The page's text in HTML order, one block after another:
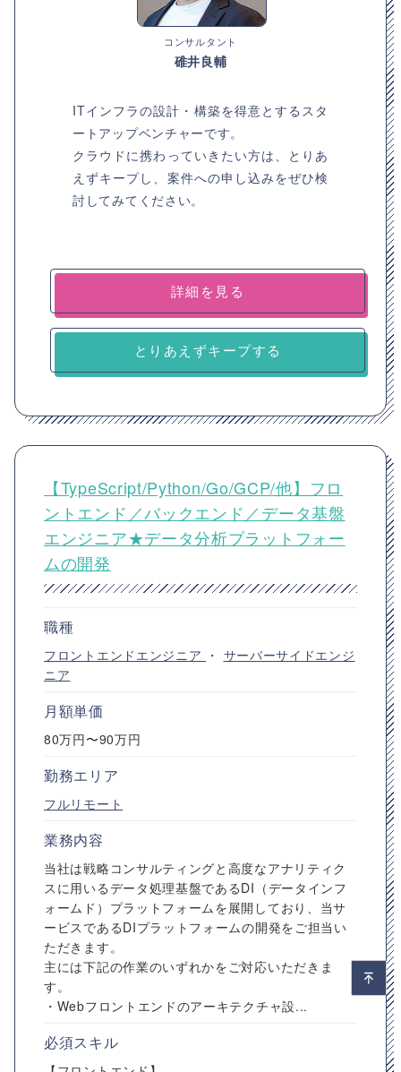
コンサルタント
碓井良輔
ITインフラの設計・構築を得意とするスタ
ートアップベンチャーです。
クラウドに携わっていきたい方は、とりあ
えずキープし、案件への申し込みをぜひ検
討してみてください。
詳細を見る
とりあえずキープする
【TypeScript/Python/Go/GCP/他】フロ
ントエンド／バックエンド／データ基盤
エンジニア★データ分析プラットフォー
ムの開発
職種
フロントエンドエンジニア ・ サーバーサイドエンジ
ニア
月額単価
80万円〜90万円
勤務エリア
フルリモート
業務内容
当社は戦略コンサルティングと高度なアナリティク
スに用いるデータ処理基盤であるDI（データインフ
ォームド）プラットフォームを展開しており、当サ
ービスであるDIプラットフォームの開発をご担当い
ただきます。
主には下記の作業のいずれかをご対応いただきま
す。
・Webフロントエンドのアーキテクチャ設...
必須スキル